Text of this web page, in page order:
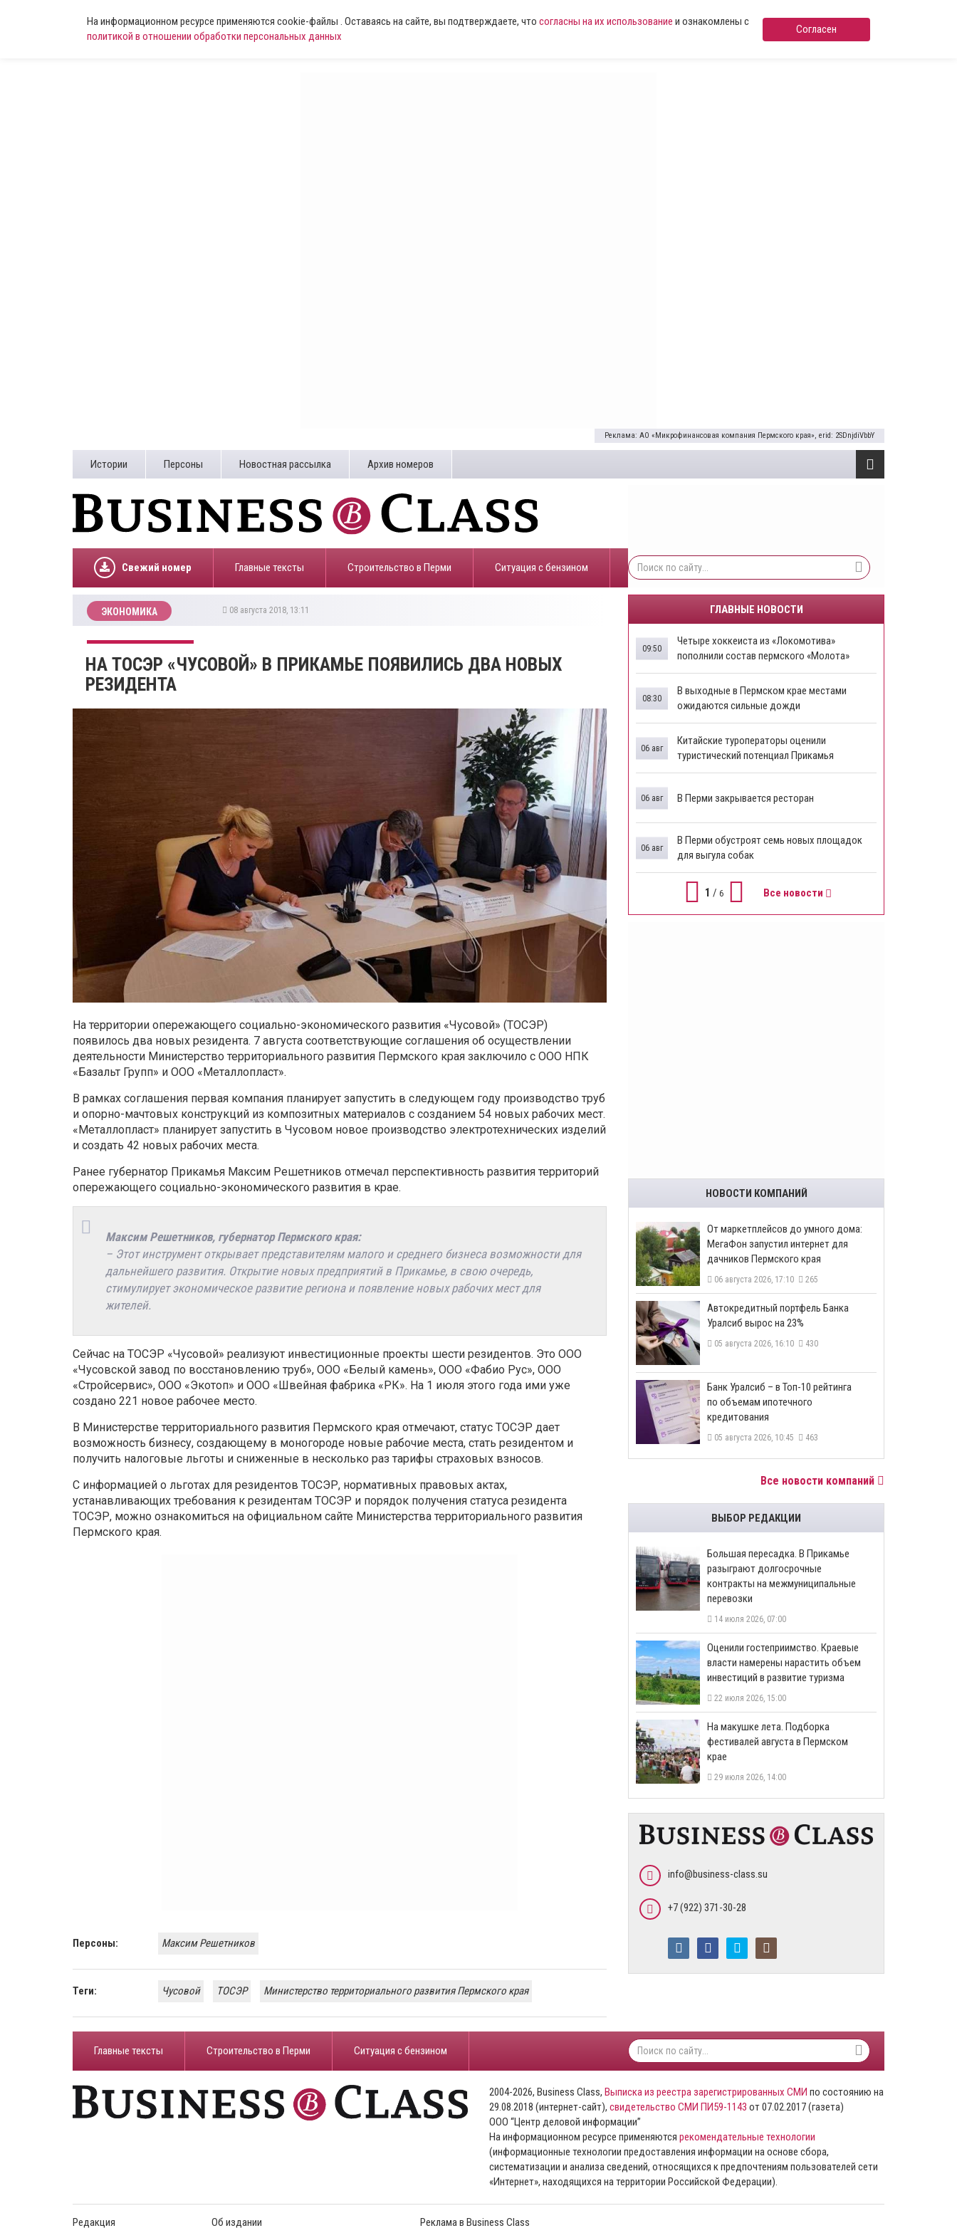
На информационном ресурсе применяются cookie-файлы . Оставаясь на сайте, вы подтверждаете, что согласны на их использование и ознакомлены с
политикой в отношении обработки персональных данных
Согласен
Реклама: АО «Микрофинансовая компания Пермского края», erid: 2SDnjdiVbbY
Истории Персоны Новостная рассылка Архив номеров
Свежий номер Главные тексты Строительство в Перми ​Ситуация с бензином
ЭКОНОМИКА 08 августа 2018, 13:11
​НА ТОСЭР «ЧУСОВОЙ» В ПРИКАМЬЕ ПОЯВИЛИСЬ ДВА НОВЫХ
РЕЗИДЕНТА
На территории опережающего социально-экономического развития «Чусовой» (ТОСЭР)
появилось два новых резидента. 7 августа соответствующие соглашения об осуществлении
деятельности Министерство территориального развития Пермского края заключило с ООО НПК
«Базальт Групп» и ООО «Металлопласт».
В рамках соглашения первая компания планирует запустить в следующем году производство труб
и опорно-мачтовых конструкций из композитных материалов с созданием 54 новых рабочих мест.
«Металлопласт» планирует запустить в Чусовом новое производство электротехнических изделий
и создать 42 новых рабочих места.
Ранее губернатор Прикамья Максим Решетников отмечал перспективность развития территорий
опережающего социально-экономического развития в крае.
Максим Решетников, губернатор Пермского края:
– Этот инструмент открывает представителям малого и среднего бизнеса возможности для
дальнейшего развития. Открытие новых предприятий в Прикамье, в свою очередь,
стимулирует экономическое развитие региона и появление новых рабочих мест для
жителей.
Сейчас на ТОСЭР «Чусовой» реализуют инвестиционные проекты шести резидентов. Это ООО
«Чусовской завод по восстановлению труб», ООО «Белый камень», ООО «Фабио Рус», ООО
«Стройсервис», ООО «Экотоп» и ООО «Швейная фабрика «РК». На 1 июля этого года ими уже
создано 221 новое рабочее место.
В Министерстве территориального развития Пермского края отмечают, статус ТОСЭР дает
возможность бизнесу, создающему в моногороде новые рабочие места, стать резидентом и
получить налоговые льготы и сниженные в несколько раз тарифы страховых взносов.
С информацией о льготах для резидентов ТОСЭР, нормативных правовых актах,
устанавливающих требования к резидентам ТОСЭР и порядок получения статуса резидента
ТОСЭР, можно ознакомиться на официальном сайте Министерства территориального развития
Пермского края.
Персоны: Максим Решетников
Теги: Чусовой ТОСЭР Министерство территориального развития Пермского края
ГЛАВНЫЕ НОВОСТИ
Четыре хоккеиста из «Локомотива»
пополнили состав пермского «Молота»
09:50
В выходные в Пермском крае местами
ожидаются сильные дожди
08:30
Китайские туроператоры оценили
туристический потенциал Прикамья
06 авг
В Перми закрывается ресторан
06 авг
​В Перми обустроят семь новых площадок
для выгула собак
06 авг
1 / 6 Все новости
НОВОСТИ КОМПАНИЙ
От маркетплейсов до умного дома:
МегаФон запустил интернет для
дачников Пермского края
06 августа 2026, 17:10 265
​Автокредитный портфель Банка
Уралсиб вырос на 23%
05 августа 2026, 16:10 430
​Банк Уралсиб – в Топ-10 рейтинга
по объемам ипотечного
кредитования
05 августа 2026, 10:45 463
Все новости компаний
ВЫБОР РЕДАКЦИИ
Большая пересадка. В Прикамье
разыграют долгосрочные
контракты на межмуниципальные
перевозки
14 июля 2026, 07:00
Оценили гостеприимство. Краевые
власти намерены нарастить объем
инвестиций в развитие туризма
22 июля 2026, 15:00
На макушке лета. Подборка
фестивалей августа в Пермском
крае
29 июля 2026, 14:00
info@business-class.su
+7 (922) 371-30-28
Главные тексты Строительство в Перми ​Ситуация с бензином
2004-2026, Business Class, Выписка из реестра зарегистрированных СМИ по состоянию на
29.08.2018 (интернет-сайт), свидетельство СМИ ПИ59-1143 от 07.02.2017 (газета)
ООО “Центр деловой информации”
На информационном ресурсе применяются рекомендательные технологии
(информационные технологии предоставления информации на основе сбора,
систематизации и анализа сведений, относящихся к предпочтениям пользователей сети
«Интернет», находящихся на территории Российской Федерации).
Редакция Об издании Реклама в Business Class